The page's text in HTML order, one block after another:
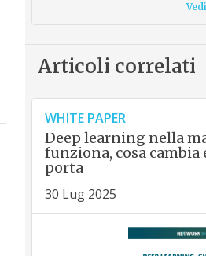
Articoli correlati
WHITE PAPER
Deep learning nella
funziona, cosa
porta
30 Lug 2025